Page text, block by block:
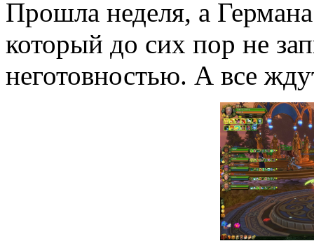
Прошла неделя, а
который до сих пор не
неготовностью. А все